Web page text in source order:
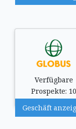
Verfügbare
Prospekte: 10
Geschäft